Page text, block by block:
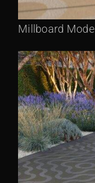
Millboard